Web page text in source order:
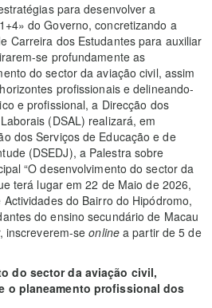
para desenvolver a
do Governo, concretizando a
Carreira dos Estudantes para auxiliar
se profundamente as
do sector da aviação civil, assim
profissionais e delineando-
e profissional, a Direcção dos
(DSAL) realizará, em
dos Serviços de Educação e de
(DSEDJ), a Palestra sobre
“O desenvolvimento do sector da
terá lugar em 22 de Maio de 2026,
do Bairro do Hipódromo,
do ensino secundário de Macau
inscreverem-seonlinea partir de 5 de
do sector da aviação civil,
o planeamento profissional dos